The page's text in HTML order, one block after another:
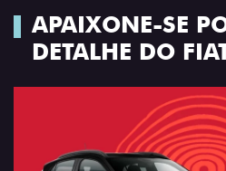
APAIXONE-SE
DETALHE DO